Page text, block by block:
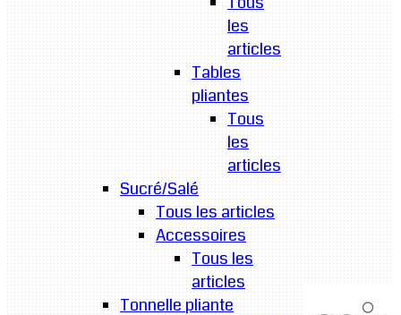
les
articles
Tables
pliantes
Tous
les
articles
Sucré/Salé
Tous les articles
Accessoires
Tous les
articles
Tonnelle pliante